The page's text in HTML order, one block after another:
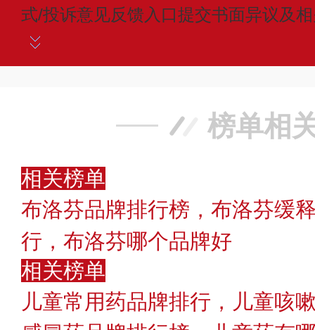
式/投诉意见反馈入口提交书面异议及
榜单相
相关榜单
布洛芬品牌排行榜，布洛芬缓
行，布洛芬哪个品牌好
相关榜单
儿童常用药品牌排行，儿童咳